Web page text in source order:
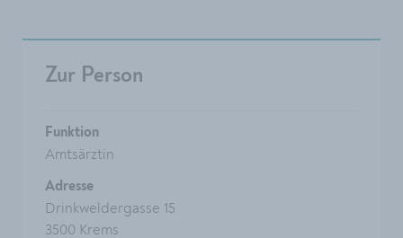
Zur Person
Funktion
Amtsärztin
Adresse
Drinkweldergasse 15
3500 Krems